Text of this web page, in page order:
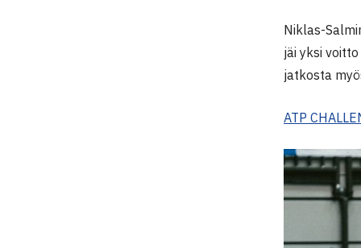
Niklas-
jäi yksi
jatkosta
ATP